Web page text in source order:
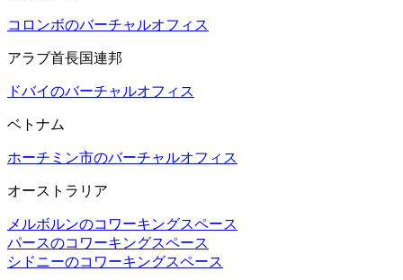
コロンボのバーチャルオフィス
アラブ首長国連邦
ドバイのバーチャルオフィス
ベトナム
ホーチミン市のバーチャルオフィス
オーストラリア
メルボルンのコワーキングスペース
パースのコワーキングスペース
シドニーのコワーキングスペース